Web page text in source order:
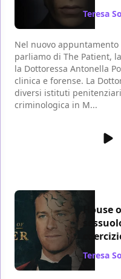
Teresa
Nel nuovo
parliamo di The Patient,
la Dottoressa Antonella
clinica e forense. La
diversi istituti
criminologica in M...
House
Teresa